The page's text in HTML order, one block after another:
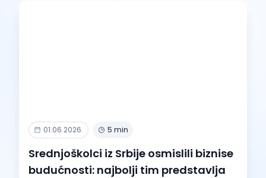
01.06.2026. 5 min
Srednjoškolci iz Srbije osmislili biznise
budućnosti: najbolji tim predstavlja